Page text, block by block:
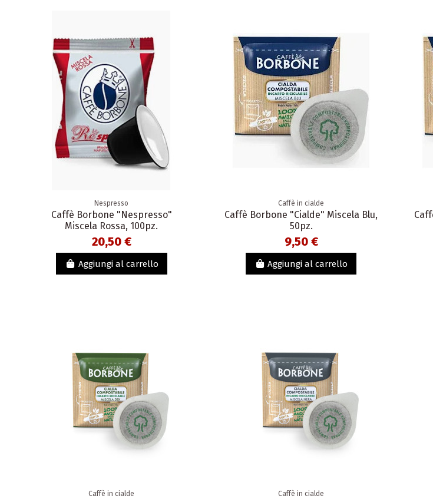
Nespresso
Caffè Borbone "Nespresso"
Miscela Rossa, 100pz.
20,50 €
Aggiungi al carrello
Caffè in cialde
Caffè Borbone "Cialde" Miscela Blu,
50pz.
9,50 €
Aggiungi al carrello
Caffè in cialde Caffè in cialde